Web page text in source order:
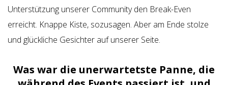
Unterstützung unserer Community den Break-Even
erreicht. Knappe Kiste, sozusagen. Aber am Ende stolze
und glückliche Gesichter auf unserer Seite.
Was war die unerwartetste Panne, die